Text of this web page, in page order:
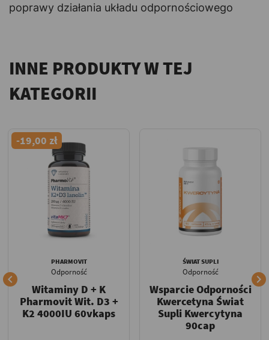
poprawy działania układu odpornościowego
INNE PRODUKTY W TEJ
KATEGORII

-19,00 zł
PHARMOVIT
Odporność
Witaminy D + K
Pharmovit Wit. D3 +
K2 4000IU 60vkaps
ŚWIAT SUPLI
Odporność
Wsparcie Odporności
Kwercetyna Świat
Supli Kwercytyna
90cap
